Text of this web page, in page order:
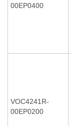
00EP0400
VOC4241R-
00EP0200